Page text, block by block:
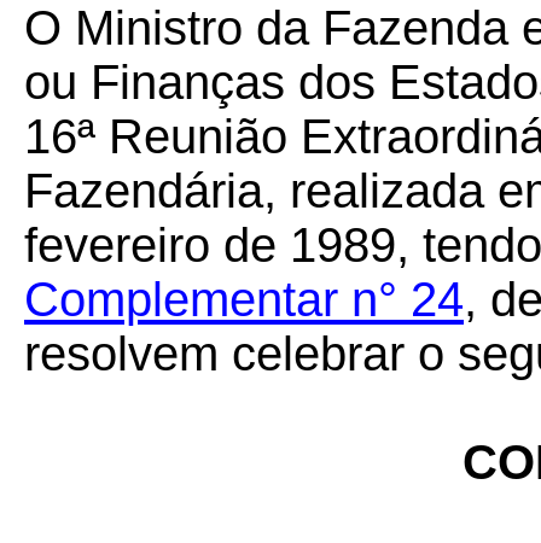
O Ministro da Fazenda
ou Finanças dos
16ª Reunião
Fazendária, realizada
fevereiro de 1989,
Complementar n° 24,
resolvem celebrar o